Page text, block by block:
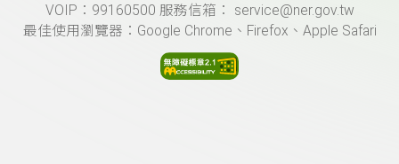
VOIP：99160500 服務信箱： service@ner.gov.tw
最佳使用瀏覽器：Google Chrome、Firefox、Apple Safari